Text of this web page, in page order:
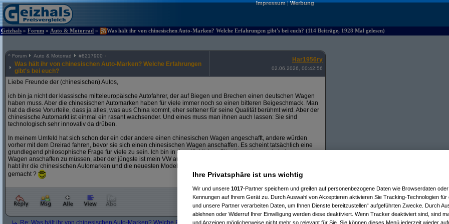
Impressum|Werbung
Geizhals » Forum » Auto & Motorrad » Was hält ihr von chinesischen Auto-Marken? Welche Erfahrungen gibt's bei euch? (114 Beiträge, 1928 Mal gelesen)
^ Forum Auto & Motorrad #8217900
Was hält ihr von chinesischen Auto-Marken? Welche Erfahrungen
gibt's bei euch?
Har1956ry
02.06.2026, 00:42:56
Liebe Freunde der (chinesischen) Autos,
ich bin ja nicht der klassische mitteleuropäische Autofahrer, der auf Biegen und Brechen einen deutschen Wagen
haben muss. Aber die chinesischen Automarken haben für viele immer noch so einen bitteren Beigeschmack. Man
hat da diese Vorurteile, dass ja alles, was aus China kommt, eher seltener für seine Qualität berühmt wird. Aber der
chinesische Automarkt ist einmal ein rasant wachsender. Und eines muss man ihnen auch lassen: Sie sind
technologisch sehr innovativ da drüben.
In meinem Umfeld hat sich schon der ein oder andere einen chinesischen Wagen angeschafft, andere würden
vorher mit dem Dreirad fahren, bevor sie sich einen chinesischen Wagen anschaffen. Es scheint tatsächlich eine
grundlegend philosophische Frage für viele zu sein. Ich bin in der glücklichen Situation, mir gerade keinen neuen
Wagen anschaffen zu müssen, aber der jüngste ist mein VW auch nicht mehr. Darum würde mich interessieren, wie
habt ihr die chinesischen Automarken und die neuesten Modelle so erlebt und was habts ihr schon für Erfahrungen
gemacht ?
Re: Was hält ihr von chinesischen Auto-Marken? Welche Erfahrungen gibt's bei euch? ( AVS_reloadedam 02.06.2026, 08:03:43)
Ihre Privatsphäre ist uns wichtig
Wir und unsere 1017-Partner speichern und greifen auf personenbezogene Daten wie Browserdaten
Kennungen auf Ihrem Gerät zu. Durch Auswahl von Akzeptieren aktivieren Sie Tracking-Technologien für
und unsere Partner verarbeiten Daten, um Ihnen Dienste bereitzustellen“ aufgeführten Zwecke. Durch
ablehnen oder Widerruf Ihrer Einwilligung werden diese deaktiviert. Wenn Tracker deaktiviert sind, sind
und Anzeigen möglicherweise nicht mehr so relevant für Sie. Sie können dieses Menü jederzeit wieder